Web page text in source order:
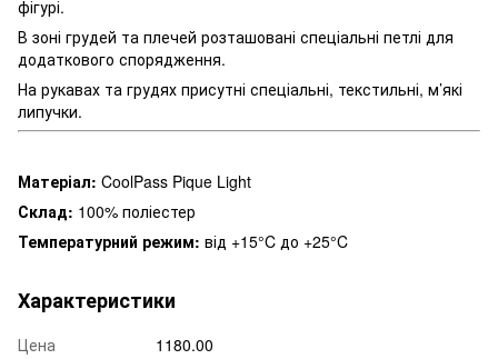
фігурі.
В зоні грудей та плечей розташовані спеціальні петлі для
додаткового спорядження.
На рукавах та грудях присутні спеціальні, текстильні, м’які
липучки.
Матеріал: CoolPass Pique Light
Склад: 100% поліестер
Температурний режим: від +15°C до +25°C
Характеристики
Цена
1180.00